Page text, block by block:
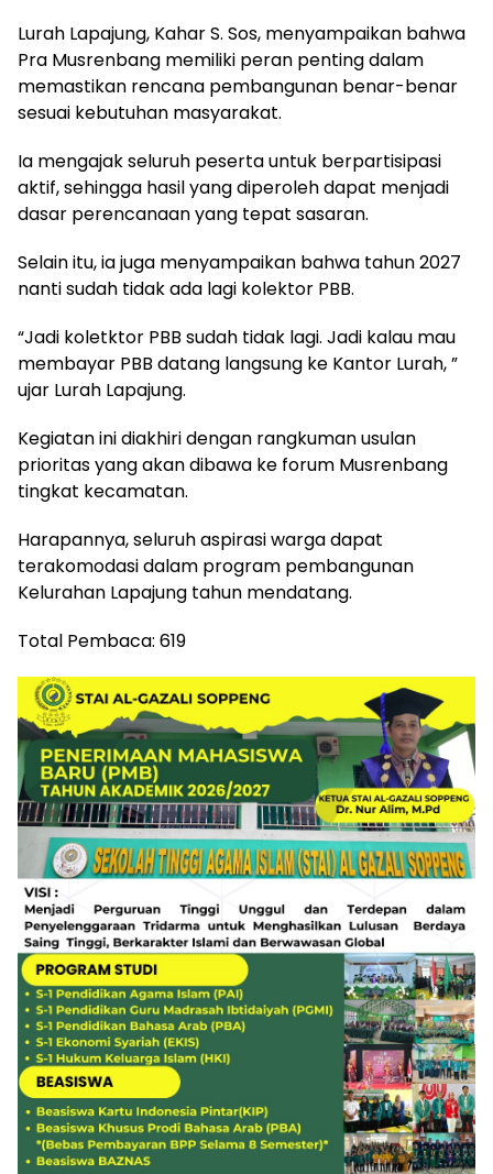
Lurah Lapajung, Kahar S. Sos, menyampaikan bahwa
Pra Musrenbang memiliki peran penting dalam
memastikan rencana pembangunan benar-benar
sesuai kebutuhan masyarakat.
Ia mengajak seluruh peserta untuk berpartisipasi
aktif, sehingga hasil yang diperoleh dapat menjadi
dasar perencanaan yang tepat sasaran.
Selain itu, ia juga menyampaikan bahwa tahun 2027
nanti sudah tidak ada lagi kolektor PBB.
“Jadi koletktor PBB sudah tidak lagi. Jadi kalau mau
membayar PBB datang langsung ke Kantor Lurah, ”
ujar Lurah Lapajung.
Kegiatan ini diakhiri dengan rangkuman usulan
prioritas yang akan dibawa ke forum Musrenbang
tingkat kecamatan.
Harapannya, seluruh aspirasi warga dapat
terakomodasi dalam program pembangunan
Kelurahan Lapajung tahun mendatang.
Total Pembaca: 619